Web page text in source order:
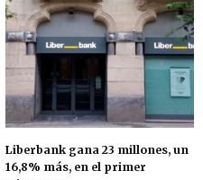
Liberbank gana 23 millones, un
16,8% más, en el primer